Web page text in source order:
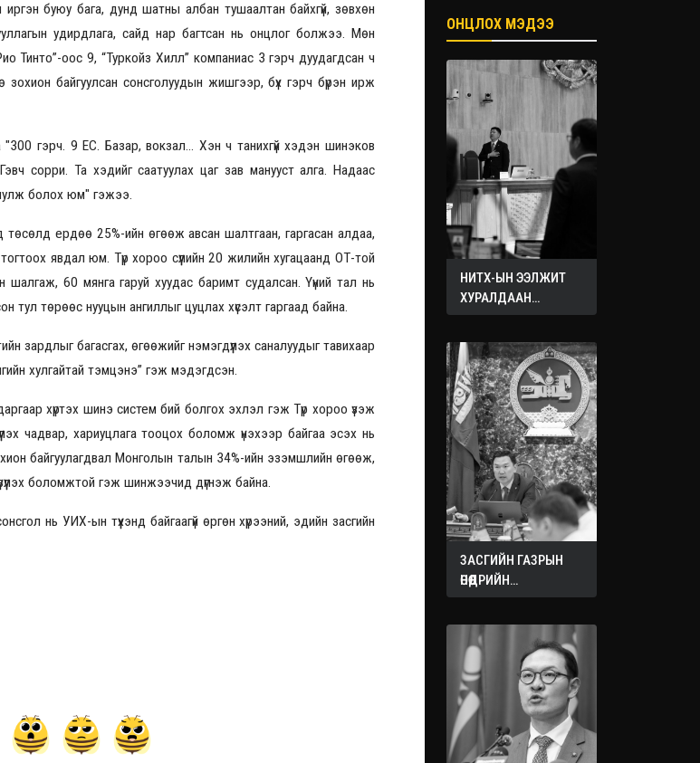
буюу бага, дунд шатны албан тушаалтан байхгүй, зөвхөн
удирдлага, сайд нар багтсан нь онцлог болжээ. Мөн
Тинто”-оос 9, “Туркойз Хилл” компаниас 3 гэрч дуудагдсан ч
байгуулсан сонсголуудын жишгээр, бүх гэрч бүрэн ирж
гэрч. 9 ЕС. Базар, вокзал… Хэн ч танихгүй хэдэн шинэков
сорри. Та хэдийг саатуулах цаг зав манууст алга. Надаас
болох юм" гэжээ.
ердөө 25%-ийн өгөөж авсан шалтгаан, гаргасан алдаа,
явдал юм. Түр хороо сүүлийн 20 жилийн хугацаанд ОТ-той
шалгаж, 60 мянга гаруй хуудас баримт судалсан. Үүний тал нь
тул төрөөс нууцын ангиллыг цуцлах хүсэлт гаргаад байна.
зардлыг багасгах, өгөөжийг нэмэгдүүлэх саналуудыг тавихаар
хулгайтай тэмцэнэ” гэж мэдэгдсэн.
хүртэх шинэ систем бий болгох эхлэл гэж Түр хороо үзэж
чадвар, хариуцлага тооцох боломж үнэхээр байгаа эсэх нь
байгуулагдвал Монголын талын 34%-ийн эзэмшлийн өгөөж,
боломжтой гэж шинжээчид дүгнэж байна.
нь УИХ-ын түүхэнд байгаагүй өргөн хүрээний, эдийн засгийн
ОНЦЛОХ МЭДЭЭ
НИТХ-ЫН ЭЭЛЖИТ
ХУРАЛДААН
ЭХЭЛЛЭЭ
ЗАСГИЙН ГАЗРЫН
ӨНӨӨДРИЙН
ХУРАЛДААНААС
ШИЙДВЭРҮҮД